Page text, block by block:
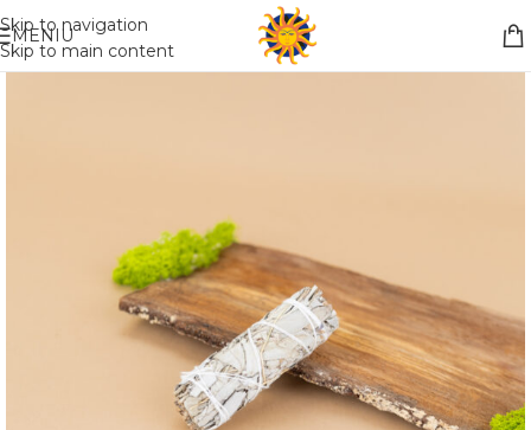
Skip to navigation
Skip to main content
Nemokamas pristatymas į paštomatą apsiperkant už 30€!!
MENIU